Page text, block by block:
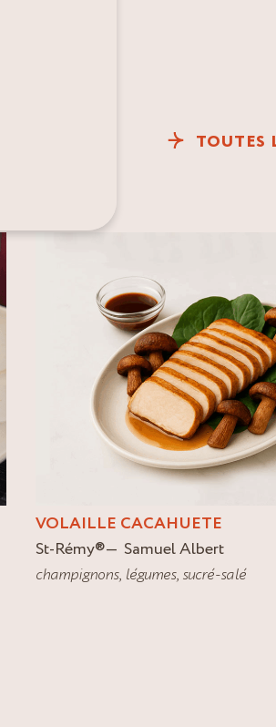
TOUTES
VOLAILLE CACAHUETE
St-Rémy®
Samuel Albert
champignons, légumes, sucré-salé